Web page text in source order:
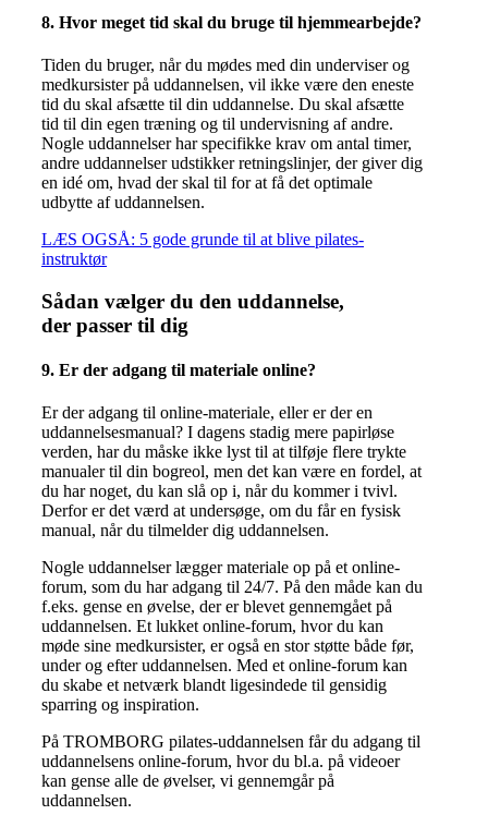
8. Hvor meget tid skal du bruge til hjemmearbejde?
Tiden du bruger, når du mødes med din underviser og
medkursister på uddannelsen, vil ikke være den eneste
tid du skal afsætte til din uddannelse. Du skal afsætte
tid til din egen træning og til undervisning af andre.
Nogle uddannelser har specifikke krav om antal timer,
andre uddannelser udstikker retningslinjer, der giver dig
en idé om, hvad der skal til for at få det optimale
udbytte af uddannelsen.
LÆS OGSÅ: 5 gode grunde til at blive pilates-
instruktør
Sådan vælger du den uddannelse,
der passer til dig
9. Er der adgang til materiale online?
Er der adgang til online-materiale, eller er der en
uddannelsesmanual? I dagens stadig mere papirløse
verden, har du måske ikke lyst til at tilføje flere trykte
manualer til din bogreol, men det kan være en fordel, at
du har noget, du kan slå op i, når du kommer i tvivl.
Derfor er det værd at undersøge, om du får en fysisk
manual, når du tilmelder dig uddannelsen.
Nogle uddannelser lægger materiale op på et online-
forum, som du har adgang til 24/7. På den måde kan du
f.eks. gense en øvelse, der er blevet gennemgået på
uddannelsen. Et lukket online-forum, hvor du kan
møde sine medkursister, er også en stor støtte både før,
under og efter uddannelsen. Med et online-forum kan
du skabe et netværk blandt ligesindede til gensidig
sparring og inspiration.
På TROMBORG pilates-uddannelsen får du adgang til
uddannelsens online-forum, hvor du bl.a. på videoer
kan gense alle de øvelser, vi gennemgår på
uddannelsen.